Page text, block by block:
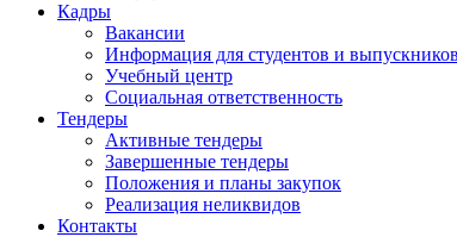
Кадры
Вакансии
Информация для студентов и
Учебный центр
Социальная ответственность
Тендеры
Активные тендеры
Завершенные тендеры
Положения и планы закупок
Реализация неликвидов
Контакты